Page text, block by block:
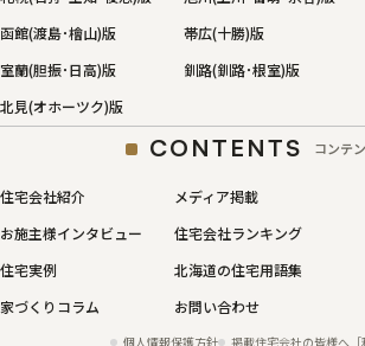
函館(渡島･檜山)版
帯広(十勝)版
室蘭(胆振･日高)版
釧路(釧路･根室)版
北見(オホーツク)版
CONTENTS コンテ
住宅会社紹介
メディア掲載
お施主様インタビュー
住宅会社ランキング
住宅実例
北海道の住宅用語集
家づくりコラム
お問い合わせ
個人情報保護方針 掲載住宅会社の皆様へ［